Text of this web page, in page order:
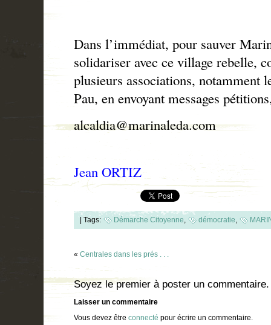
Dans l’immédiat, pour sauver
solidariser avec ce village rebelle,
plusieurs associations, notamment
Pau, en envoyant messages
alcaldia@marinaleda.com
Jean ORTIZ
Tags: Démarche Citoyenne, démocratie,
« Centrales dans les prés . . .
Soyez le premier à poster un commentaire.
Laisser un commentaire
Vous devez être connecté pour écrire un commentaire.